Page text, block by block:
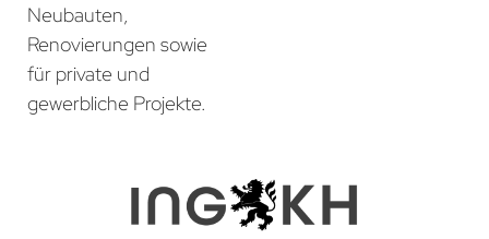
Neubauten,
Renovierungen sowie
für private und
gewerbliche Projekte.